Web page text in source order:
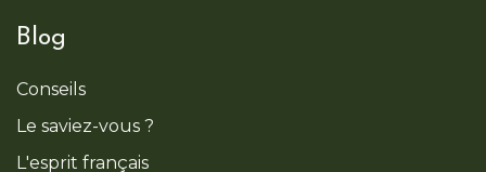
Blog
Conseils
Le saviez-vous ?
L'esprit français